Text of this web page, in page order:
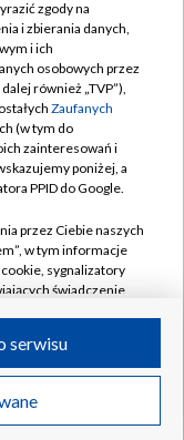
likwidacji
zgody na
i zbierania danych,
i ich
osobowych przez
również „TVP”),
Zaufanych
(w tym do
zainteresowań i
poniżej, a
PPID do Google.
przez Ciebie naszych
w tym informacje
sygnalizatory
świadczenie
przez Ciebie
IP, identyfikatory
serwisu